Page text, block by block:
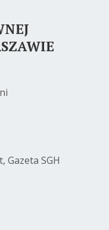
Gazeta SGH